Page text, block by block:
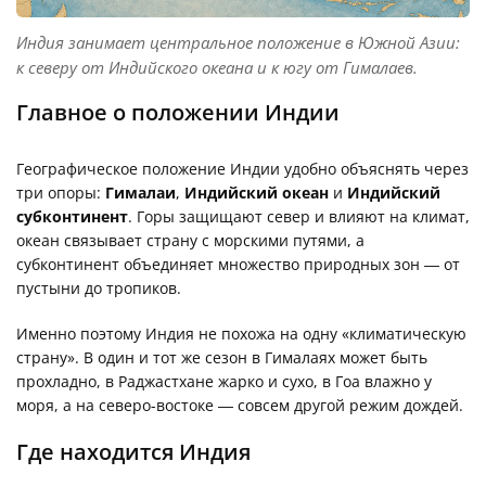
Индия занимает центральное положение в Южной Азии:
к северу от Индийского океана и к югу от Гималаев.
Главное о положении Индии
Географическое положение Индии удобно объяснять через
три опоры: Гималаи, Индийский океан и Индийский
субконтинент. Горы защищают север и влияют на климат,
океан связывает страну с морскими путями, а
субконтинент объединяет множество природных зон — от
пустыни до тропиков.
Именно поэтому Индия не похожа на одну «климатическую
страну». В один и тот же сезон в Гималаях может быть
прохладно, в Раджастхане жарко и сухо, в Гоа влажно у
моря, а на северо-востоке — совсем другой режим дождей.
Где находится Индия